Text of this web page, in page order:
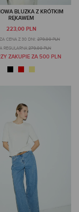
BLUZKA Z KRÓTKIM
RĘKAWEM
223,00 PLN
CENA Z 30 DNI: 279,00 PLN
REGULARNA:279,00 PLN
ZAKUPIE ZA 500 PLN